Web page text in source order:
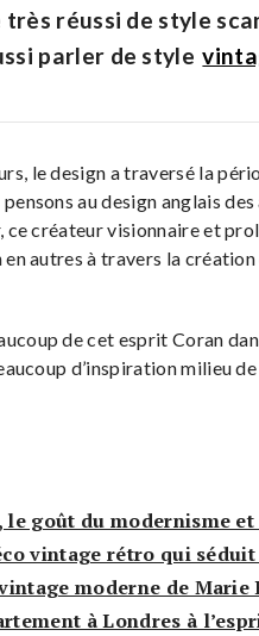
réussi de style
parler de style
le design a traversé la
au design anglais
créateur visionnaire et
autres à travers la
de cet esprit Coran
d’inspiration milieu
goût du modernisme
vintage rétro qui
moderne de Marie
à Londres à